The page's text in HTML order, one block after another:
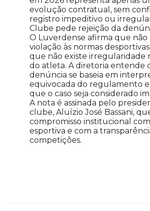
evolução contratual, sem
registro impeditivo ou
Clube pede rejeição da
O Luverdense afirma que não
violação às normas
que não existe irregularidade
do atleta. A diretoria entende
denúncia se baseia em
equivocada do regulamento
que o caso seja considerado
A nota é assinada pelo
clube, Aluízio José Bassani,
compromisso institucional
esportiva e com a
competições.